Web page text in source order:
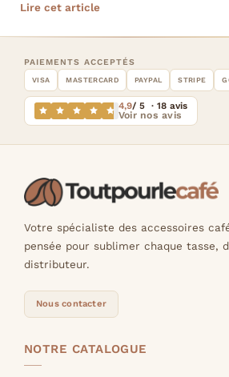
Lire cet article
PAIEMENTS ACCEPTÉS
VISA MASTERCARD PAYPAL STRIPE
4,9/ 5 · 18 avis
Voir nos avis
Votre spécialiste des accessoires
pensée pour sublimer chaque tasse,
distributeur.
Nous contacter
NOTRE CATALOGUE